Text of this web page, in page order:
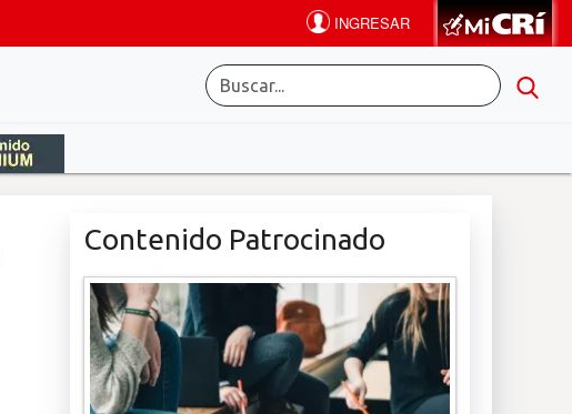
Contenido Patrocinado